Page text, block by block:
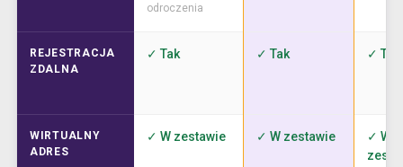
odroczenia
REJESTRACJA
ZDALNA
✓ Tak ✓ Tak ✓ Tak
WIRTUALNY
ADRES
✓ W zestawie ✓ W zestawie
✓ W